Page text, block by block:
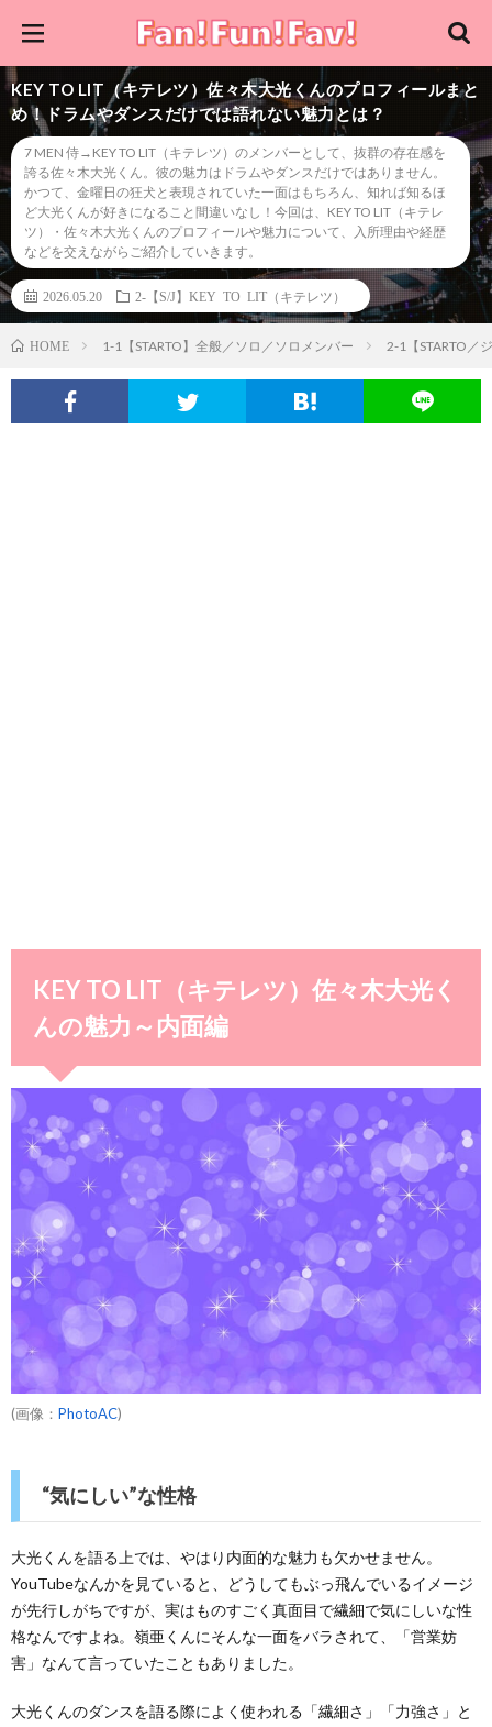
KEY TO LIT（キテレツ）佐々木大光くんのプロフィールまと
め！ドラムやダンスだけでは語れない魅力とは？
7 MEN 侍→KEY TO LIT（キテレツ）のメンバーとして、抜群の存在感を
誇る佐々木大光くん。彼の魅力はドラムやダンスだけではありません。
かつて、金曜日の狂犬と表現されていた一面はもちろん、知れば知るほ
ど大光くんが好きになること間違いなし！今回は、KEY TO LIT（キテレ
ツ）・佐々木大光くんのプロフィールや魅力について、入所理由や経歴
などを交えながらご紹介していきます。
2026.05.20 2-【S/J】KEY TO LIT（キテレツ）
HOME 1-1【STARTO】全般／ソロ／ソロメンバー 2-1【STARTO／
KEY TO LIT（キテレツ）佐々木大光く
んの魅力～内面編
(画像： PhotoAC)
“気にしい”な性格
大光くんを語る上では、やはり内面的な魅力も欠かせません。
YouTubeなんかを見ていると、どうしてもぶっ飛んでいるイメージ
が先行しがちですが、実はものすごく真面目で繊細で気にしいな性
格なんですよね。嶺亜くんにそんな一面をバラされて、「営業妨
害」なんて言っていたこともありました。
大光くんのダンスを語る際によく使われる「繊細さ」「力強さ」と